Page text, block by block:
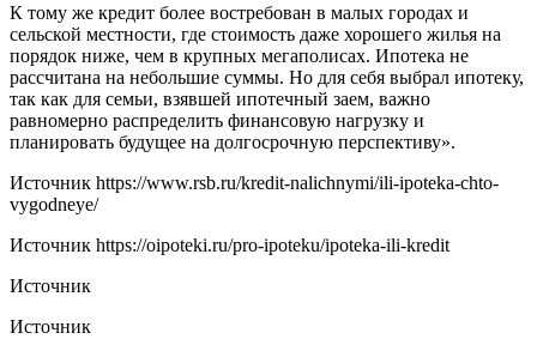
К тому же кредит более востребован в малых городах и
сельской местности, где стоимость даже хорошего жилья на
порядок ниже, чем в крупных мегаполисах. Ипотека не
рассчитана на небольшие суммы. Но для себя выбрал ипотеку,
так как для семьи, взявшей ипотечный заем, важно
равномерно распределить финансовую нагрузку и
планировать будущее на долгосрочную перспективу».
Источник https://www.rsb.ru/kredit-nalichnymi/ili-ipoteka-chto-
vygodneye/
Источник https://oipoteki.ru/pro-ipoteku/ipoteka-ili-kredit
Источник
Источник